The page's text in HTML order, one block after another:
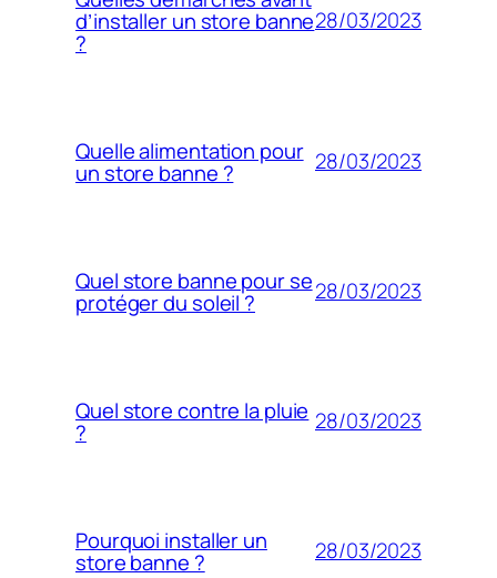
d’installer un store banne
?
28/03/2023
Quelle alimentation pour
un store banne ? 28/03/2023
Quel store banne pour se
protéger du soleil ? 28/03/2023
Quel store contre la pluie
? 28/03/2023
Pourquoi installer un
store banne ? 28/03/2023